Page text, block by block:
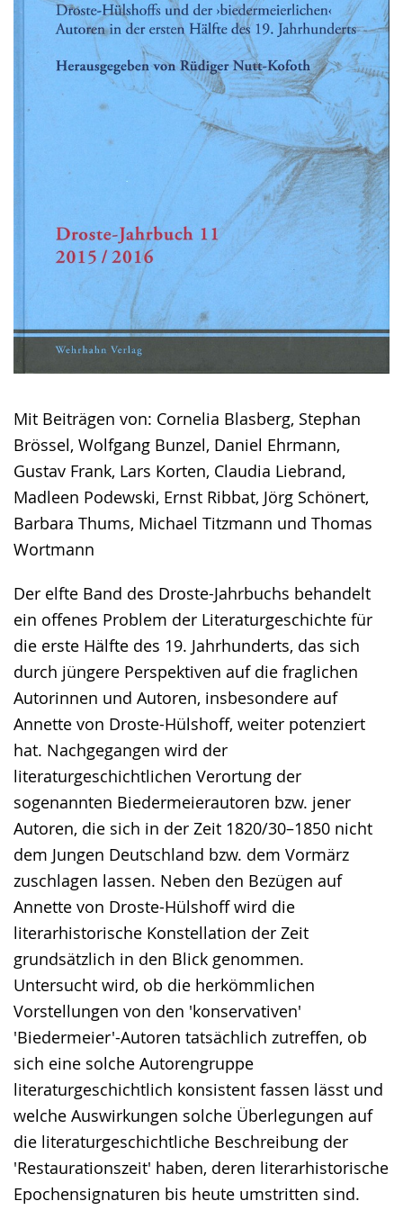
Mit Beiträgen von: Cornelia Blasberg, Stephan
Brössel, Wolfgang Bunzel, Daniel Ehrmann,
Gustav Frank, Lars Korten, Claudia Liebrand,
Madleen Podewski, Ernst Ribbat, Jörg Schönert,
Barbara Thums, Michael Titzmann und Thomas
Wortmann
Der elfte Band des Droste-Jahrbuchs behandelt
ein offenes Problem der Literaturgeschichte für
die erste Hälfte des 19. Jahrhunderts, das sich
durch jüngere Perspektiven auf die fraglichen
Autorinnen und Autoren, insbesondere auf
Annette von Droste-Hülshoff, weiter potenziert
hat. Nachgegangen wird der
literaturgeschichtlichen Verortung der
sogenannten Biedermeierautoren bzw. jener
Autoren, die sich in der Zeit 1820/30–1850 nicht
dem Jungen Deutschland bzw. dem Vormärz
zuschlagen lassen. Neben den Bezügen auf
Annette von Droste-Hülshoff wird die
literarhistorische Konstellation der Zeit
grundsätzlich in den Blick genommen.
Untersucht wird, ob die herkömmlichen
Vorstellungen von den 'konservativen'
'Biedermeier'-Autoren tatsächlich zutreffen, ob
sich eine solche Autorengruppe
literaturgeschichtlich konsistent fassen lässt und
welche Auswirkungen solche Überlegungen auf
die literaturgeschichtliche Beschreibung der
'Restaurationszeit' haben, deren literarhistorische
Epochensignaturen bis heute umstritten sind.